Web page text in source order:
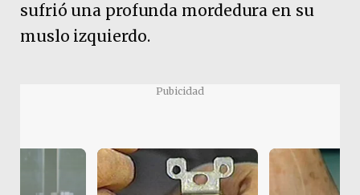
sufrió una profunda mordedura en su
muslo izquierdo.
Pubicidad